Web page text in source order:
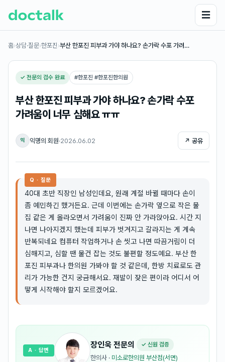
☰
홈›상담·질문›한포진 ›부산 한포진 피부과 가야 하나요? 손가락 수포 가려…
✓ 전문의 검수 완료 #한포진 #한포진한의원
부산 한포진 피부과 가야 하나요? 손가락 수포
가려움이 너무 심해요 ㅠㅠ
익 익명의 회원·2026.06.02 ↗ 공유
Q · 질문
40대 초반 직장인 남성인데요, 원래 계절 바뀔 때마다 손이
좀 예민하긴 했거든요. 근데 이번에는 손가락 옆으로 작은 물
집 같은 게 올라오면서 가려움이 진짜 안 가라앉아요. 시간 지
나면 나아지겠지 했는데 피부가 벗겨지고 갈라지는 게 계속
반복되네요 컴퓨터 작업하거나 손 씻고 나면 따끔거림이 더
심해지고, 심할 땐 물건 잡는 것도 불편할 정도예요. 부산 한
포진 피부과나 한의원 가봐야 할 것 같은데, 한방 치료로도 관
리가 가능한 건지 궁금해서요. 재발이 잦은 편이라 어디서 어
떻게 시작해야 할지 모르겠어요.
장인욱 전문의 ✓ 신원 검증
한의사 · 미소로한의원 부산점(서면)
A · 답변